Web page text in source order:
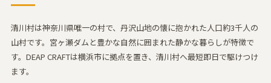
清川村は神奈川県唯一の村で、丹沢山地の懐に抱かれた人口約3千人の
山村です。宮ヶ瀬ダムと豊かな自然に囲まれた静かな暮らしが特徴で
す。DEAP CRAFTは横浜市に拠点を置き、清川村へ最短即日で駆けつけ
ます。